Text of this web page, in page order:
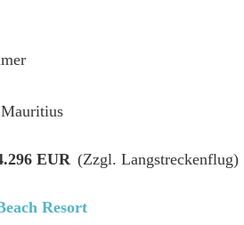
EUR (Zzgl. Langstreckenflug)
Resort